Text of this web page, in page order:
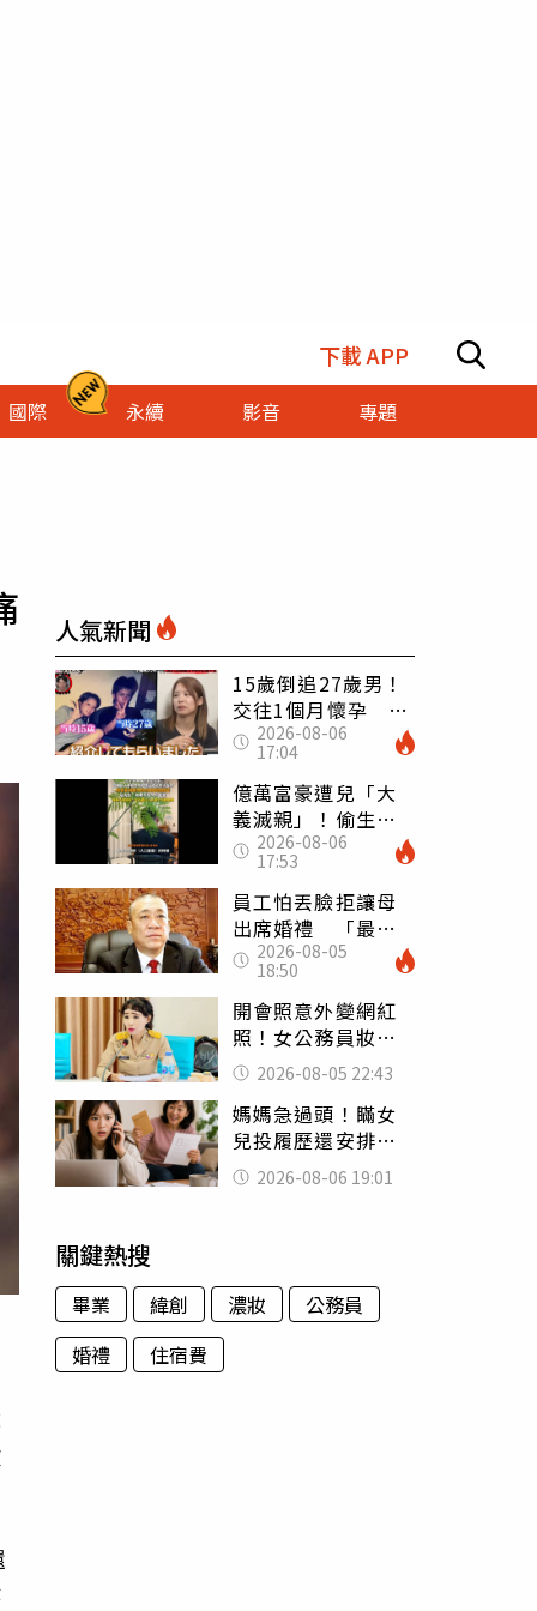
下載 APP
國際 永續 影音 專題
人氣新聞
15歲倒追27歲男！
交往1個月懷孕 36
歲當阿嬤故事曝光
2026-08-06
17:04
億萬富豪遭兒「大
義滅親」！偷生子
怕曝光 竟盜鄰居
身份辦假證落戶
2026-08-06
17:53
員工怕丟臉拒讓母
出席婚禮 「最愛
發錢老闆」震怒開
除：我看不起你
2026-08-05
18:50
開會照意外變網紅
照！女公務員妝容
掀2千則留言 本人
怒嗆：化妝有錯嗎
2026-08-05 22:43
媽媽急過頭！瞞女
兒投履歷還安排面
試 她接來電當場
傻眼
2026-08-06 19:01
關鍵熱搜
畢業 緯創 濃妝
公務員
婚禮
住宿費